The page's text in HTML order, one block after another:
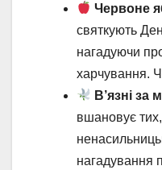
Червоне
святкують
нагадуючи
харчування.
В’язні за
вшановує
нагадування